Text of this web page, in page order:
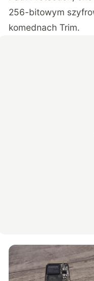
256-bitowym
komednach Trim.